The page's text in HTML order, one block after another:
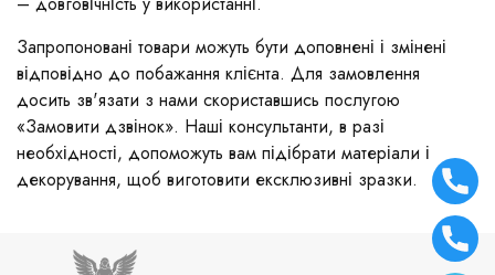
Запропоновані товари можуть бути доповнені і змінені
відповідно до побажання клієнта. Для замовлення
досить зв'язати з нами скориставшись послугою
«Замовити дзвінок». Наші консультанти, в разі
необхідності, допоможуть вам підібрати матеріали і
декорування, щоб виготовити ексклюзивні зразки.